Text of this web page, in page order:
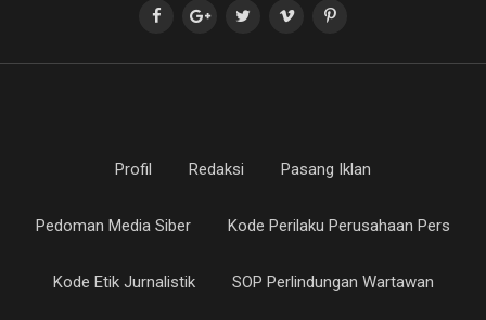
Profil Redaksi Pasang Iklan
Pedoman Media Siber Kode Perilaku Perusahaan Pers
Kode Etik Jurnalistik SOP Perlindungan Wartawan